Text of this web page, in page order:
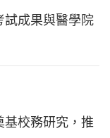
試成果與醫學院
基校務研究，推